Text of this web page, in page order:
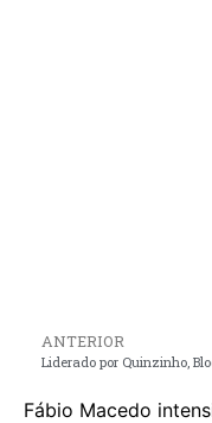
ANTERIOR
Fábio Macedo